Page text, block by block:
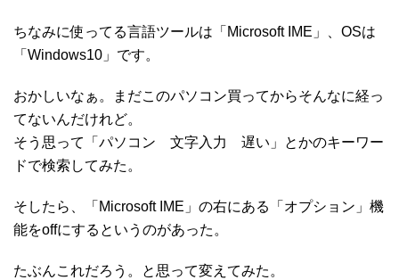
ちなみに使ってる言語ツールは「Microsoft IME」、OSは
「Windows10」です。
おかしいなぁ。まだこのパソコン買ってからそんなに経っ
てないんだけれど。
そう思って「パソコン 文字入力 遅い」とかのキーワー
ドで検索してみた。
そしたら、「Microsoft IME」の右にある「オプション」機
能をoffにするというのがあった。
たぶんこれだろう。と思って変えてみた。